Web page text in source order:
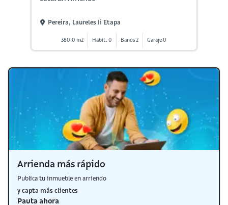
Pereira, Laureles Ii Etapa
380.0 m2 Habit. 0 Baños 2 Garaje 0
Arrienda más rápido
Publica tu inmueble en arriendo
y capta más clientes
Pauta ahora